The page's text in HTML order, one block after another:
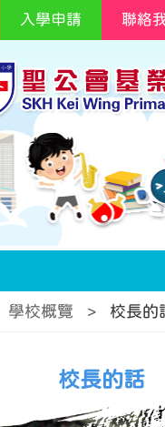
入學申請 聯絡
學校概覽 > 校長的
校長的話